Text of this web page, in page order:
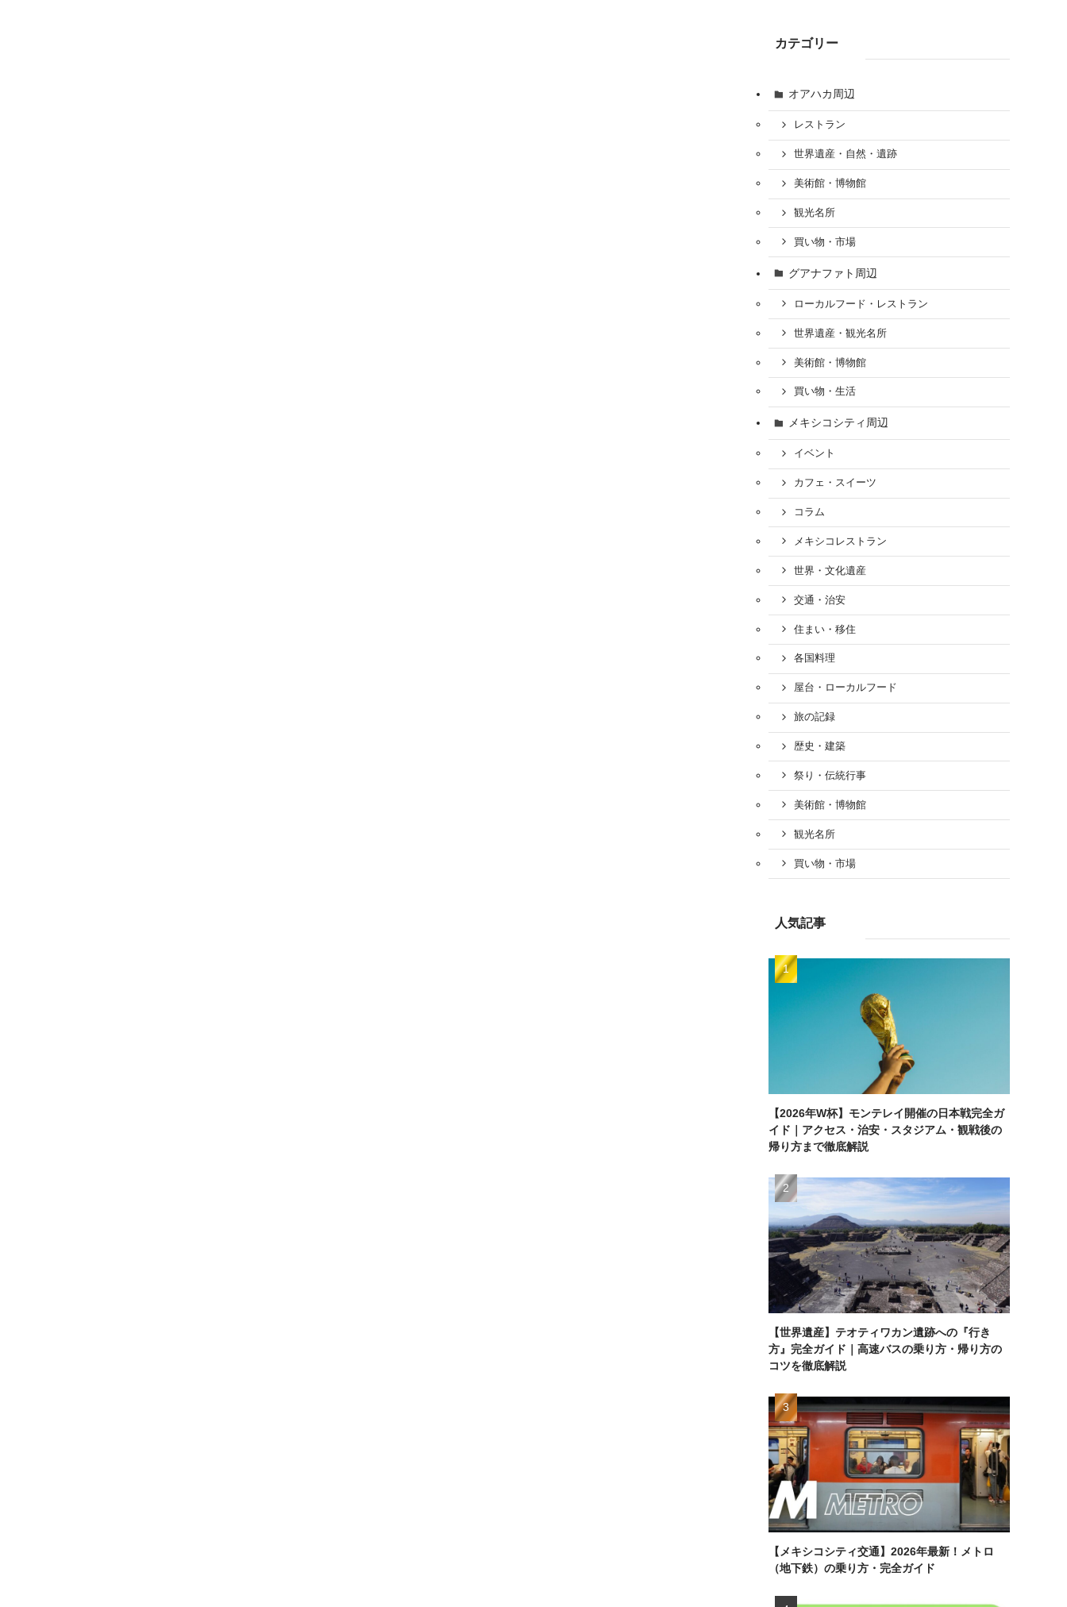
カテゴリー
オアハカ周辺
レストラン
世界遺産・自然・遺跡
美術館・博物館
観光名所
買い物・市場
グアナファト周辺
ローカルフード・レストラン
世界遺産・観光名所
美術館・博物館
買い物・生活
メキシコシティ周辺
イベント
カフェ・スイーツ
コラム
メキシコレストラン
世界・文化遺産
交通・治安
住まい・移住
各国料理
屋台・ローカルフード
旅の記録
歴史・建築
祭り・伝統行事
美術館・博物館
観光名所
買い物・市場
人気記事
【2026年W杯】モンテレイ開催の日本戦完全ガ
イド｜アクセス・治安・スタジアム・観戦後の
帰り方まで徹底解説
【世界遺産】テオティワカン遺跡への『行き
方』完全ガイド｜高速バスの乗り方・帰り方の
コツを徹底解説
【メキシコシティ交通】2026年最新！メトロ
（地下鉄）の乗り方・完全ガイド